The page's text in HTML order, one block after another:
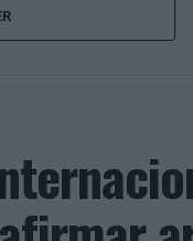
Casper Ruud
e pelo belga
o regresso
do antigo